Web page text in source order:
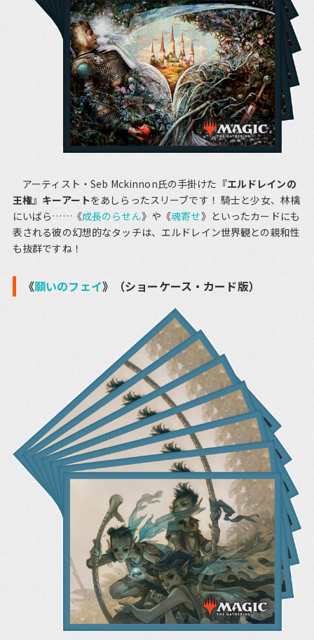
アーティスト・Seb Mckinnon氏の手掛けた 『エルドレインの
王権』キーアートをあしらったスリーブです！ 騎士と少女、林檎
にいばら……《成長のらせん》や《魂寄せ》といったカードにも
表される彼の幻想的なタッチは、エルドレイン世界観との親和性
も抜群ですね！
《願いのフェイ》（ショーケース・カード版）